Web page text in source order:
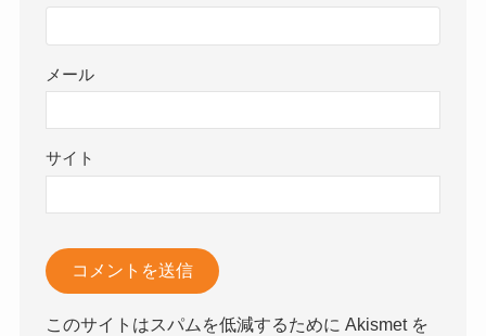
メール
サイト
このサイトはスパムを低減するために Akismet を